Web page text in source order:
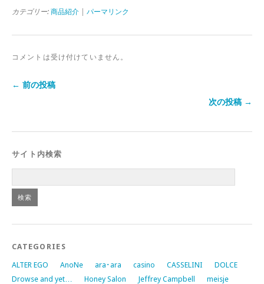
カテゴリー: 商品紹介 パーマリンク
コメントは受け付けていません。
← 前の投稿
次の投稿 →
サイト内検索
CATEGORIES
ALTER EGO AnoNe ara･ara casino CASSELINI
DOLCE
Drowse and yet…
Honey Salon Jeffrey Campbell
meisje